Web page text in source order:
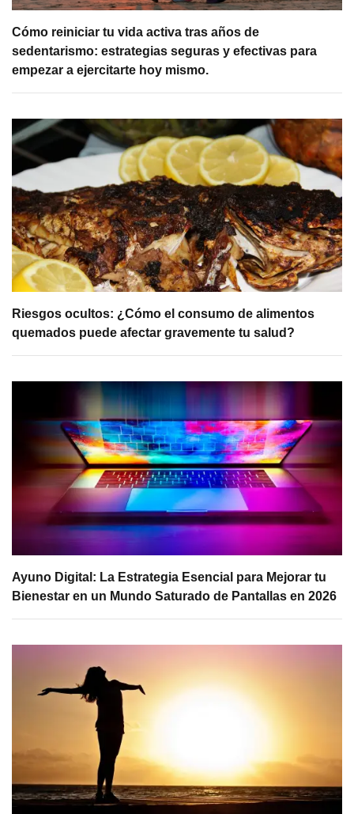
Cómo reiniciar tu vida activa tras años de
sedentarismo: estrategias seguras y efectivas para
empezar a ejercitarte hoy mismo.
Riesgos ocultos: ¿Cómo el consumo de alimentos
quemados puede afectar gravemente tu salud?
Ayuno Digital: La Estrategia Esencial para Mejorar tu
Bienestar en un Mundo Saturado de Pantallas en 2026